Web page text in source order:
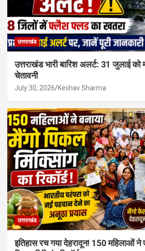
उत्तराखंड
उत्तराखंड भारी बारिश अलर्ट: 31 जुलाई को
चेतावनी
July 30, 2026 Keshav Sharma
उत्तराखंड
इतिहास रच गया देहरादून! 150 महिलाओं ने